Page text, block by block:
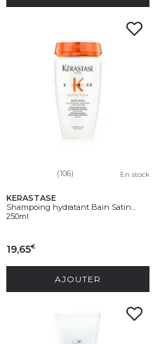
(106) En stock
KERASTASE
Shampoing hydratant Bain Satin...
250ml
19,65€
AJOUTER